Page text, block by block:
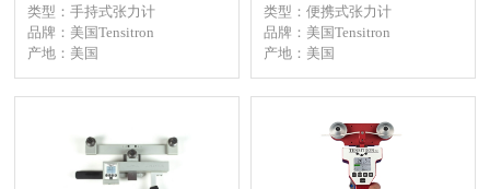
类型：手持式张力计
品牌：美国Tensitron
产地：美国
应用：使用 TX-1 张力计在制造
和测试环境中保持过程和质量
丝、纱线、光纤、薄膜、胶
带、窄织物和扁平材料的张力
类型：便携式张力计
品牌：美国Tensitron
产地：美国
应用：用于织物和卷筒纸的张
力检测。